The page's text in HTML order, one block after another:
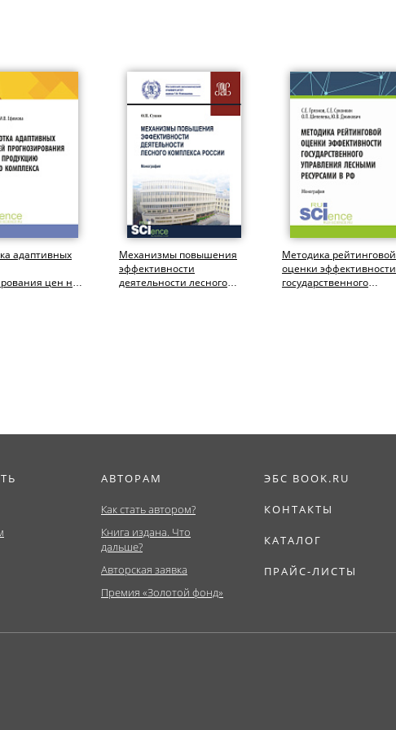
адаптивных
цен на
Механизмы повышения
эффективности
деятельности лесного
Методика рейтинговой
оценки эффективности
государственного
АВТОРАМ
Как стать автором?
Книга издана. Что
дальше?
Авторская заявка
Премия «Золотой фонд»
ЭБС BOOK.RU
КОНТАКТЫ
КАТАЛОГ
ПРАЙС-ЛИСТЫ